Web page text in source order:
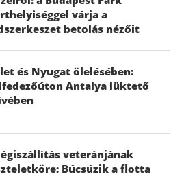
várja a
betolás nézőit
és Nyugat ölelésében:
Antalya lüktető
veteránjának
Búcsúzik a flotta